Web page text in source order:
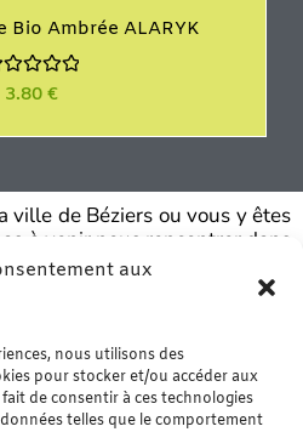
aux
nous utilisons des
pour stocker et/ou accéder aux
de consentir à ces technologies
telles que le comportement
Bio Ambrée ALARYK
3.80 €
ville de Béziers ou vous y êtes
à venir nous rencontrer dans
les Béziers. Vous y trouverez
d’épicerie fine, de la
la viande fraîche – Arrivage